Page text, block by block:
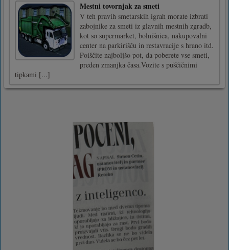
Mestni tovornjak za smeti
V teh pravih smetarskih igrah morate izbrati
zabojnike za smeti iz glavnih mestnih zgradb,
kot so supermarket, bolnišnica, nakupovalni
center na parkirišču in restavracije s hrano itd.
Poiščite najboljšo pot, da poberete vse smeti,
preden zmanjka časa.Vozite s puščičnimi
tipkami [...]